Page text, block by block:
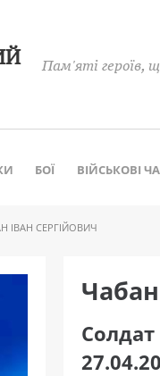
Пам'яті героїв,
БОЇ ВІЙСЬКОВІ
ІВАН СЕРГІЙОВИЧ
Cолдат